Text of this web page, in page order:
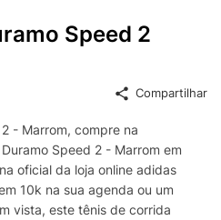
Speed 2
Compartilhar
- Marrom, compre na
Speed 2 - Marrom em
oficial da loja online adidas
10k na sua agenda ou um
vista, este tênis de corrida